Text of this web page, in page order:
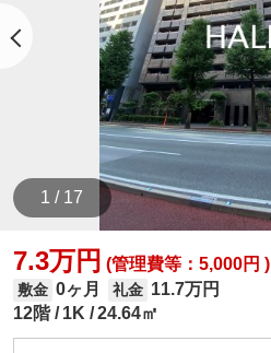
1 / 17
7.3万円 (管理費等：5,000円 )
敷金 0ヶ月 礼金 11.7万円
12階
1K 24.64㎡